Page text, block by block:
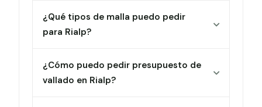
¿Qué tipos de malla puedo pedir
para Rialp?
¿Cómo puedo pedir presupuesto de
vallado en Rialp?